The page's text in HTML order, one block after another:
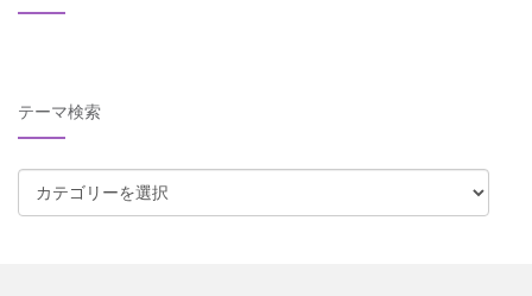
テーマ検索
ー